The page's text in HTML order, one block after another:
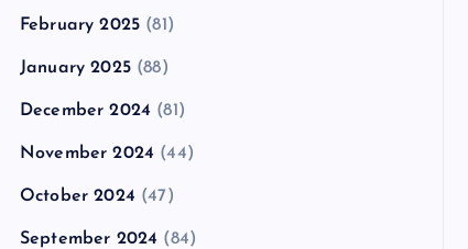
February 2025 (81)
January 2025(88)
December 2024 (81)
November 2024 (44)
October 2024 (47)
September 2024 (84)